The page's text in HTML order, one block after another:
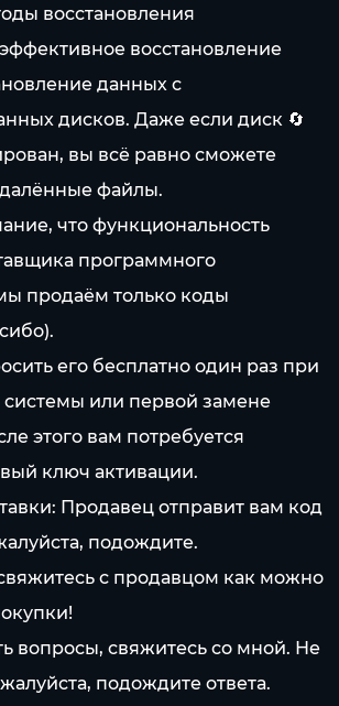
восстановления
восстановление
данных с
дисков. Даже если диск 🔄
вы всё равно сможете
файлы.
что функциональность
программного
продаём только коды
его бесплатно один раз при
системы или первой замене
этого вам потребуется
ключ активации.
Продавец отправит вам код
подождите.
с продавцом как можно
вопросы, свяжитесь со мной. Не
подождите ответа.